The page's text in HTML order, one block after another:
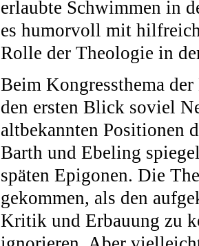
erlaubte Schwimmen in
es humorvoll mit
Rolle der Theologie in
Beim Kongressthema
den ersten Blick soviel
altbekannten Positionen
Barth und Ebeling
späten Epigonen. Die
gekommen, als den
Kritik und Erbauung zu